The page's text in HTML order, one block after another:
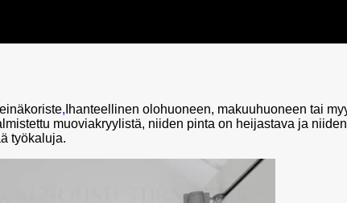
, Ihanteellinen olohuoneen, makuuhuoneen tai
muoviakryylistä, niiden pinta on heijastava ja
työkaluja.